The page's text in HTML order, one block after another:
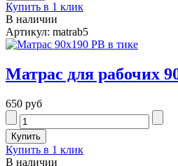
Купить в 1 клик
В наличии
Артикул: matrab5
Матрас для рабочих
650 руб
Купить в 1 клик
В наличии